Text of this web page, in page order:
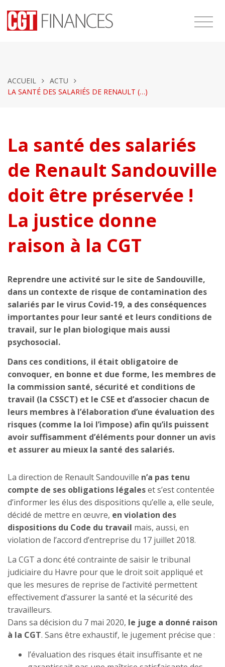
ACCUEIL
ACTU
LA SANTÉ DES SALARIÉS DE RENAULT (…)
La santé des salariés
de Renault Sandouville
doit être préservée !
La justice donne
raison à la CGT
Reprendre une activité sur le site de Sandouville,
dans un contexte de risque de contamination des
salariés par le virus Covid-19, a des conséquences
importantes pour leur santé et leurs conditions de
travail, sur le plan biologique mais aussi
psychosocial.
Dans ces conditions, il était obligatoire de
convoquer, en bonne et due forme, les membres de
la commission santé, sécurité et conditions de
travail (la CSSCT) et le CSE et d’associer chacun de
leurs membres à l’élaboration d’une évaluation des
risques (comme la loi l’impose) afin qu’ils puissent
avoir suffisamment d’éléments pour donner un avis
et assurer au mieux la santé des salariés.
La direction de Renault Sandouville n’a pas tenu
compte de ses obligations légaleset s’est contentée
d’informer les élus des dispositions qu’elle a, elle seule,
décidé de mettre en œuvre, en violation des
dispositions du Code du travail mais, aussi, en
violation de l’accord d’entreprise du 17 juillet 2018.
La CGT a donc été contrainte de saisir le tribunal
judiciaire du Havre pour que le droit soit appliqué et
que les mesures de reprise de l’activité permettent
effectivement d’assurer la santé et la sécurité des
travailleurs.
Dans sa décision du 7 mai 2020, le juge a donné raison
à la CGT. Sans être exhaustif, le jugement précise que :
l’évaluation des risques était insuffisante et ne